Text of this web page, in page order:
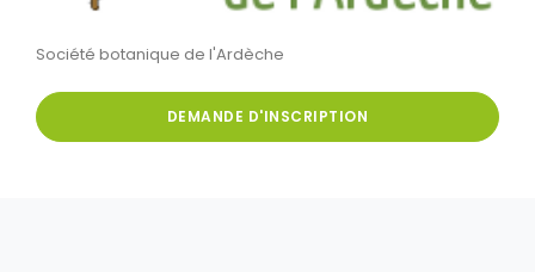
Société botanique de l'Ardèche
DEMANDE D'INSCRIPTION